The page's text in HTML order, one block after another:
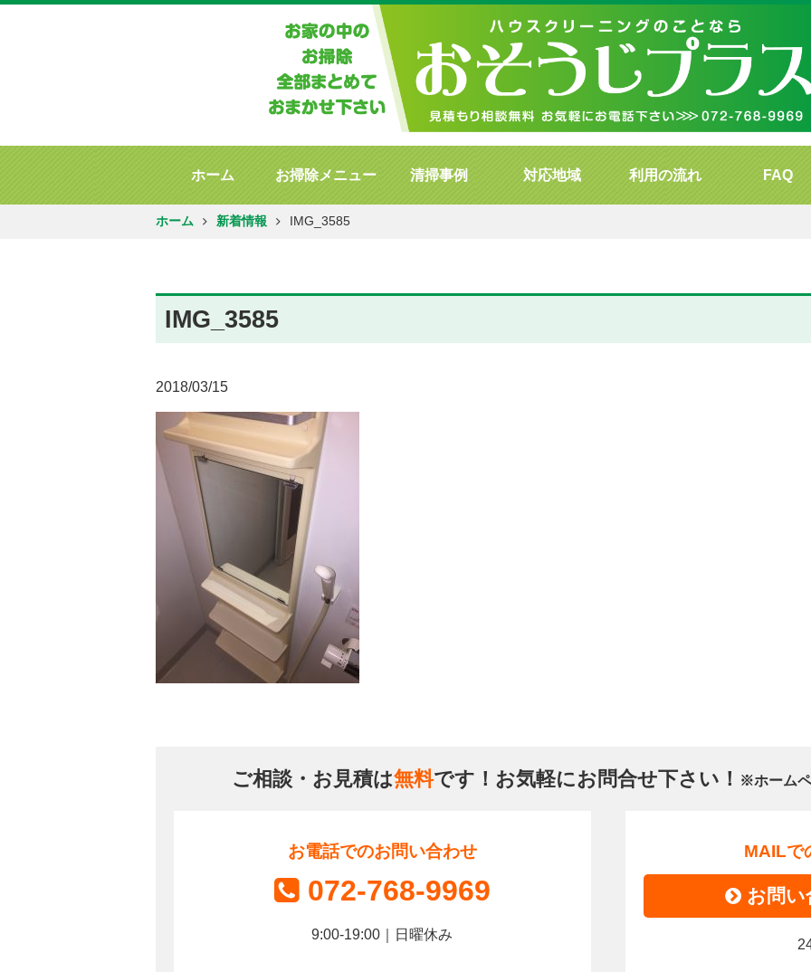
ホーム お掃除メニュー 清掃事例 対応地域 利用の流れ FAQ
ホーム 新着情報 IMG_3585
IMG_3585
2018/03/15
ご相談・お見積は無料です！お気軽にお問合せ下さい！ ※ホーム
お電話でのお問い合わせ
072-768-9969
9:00-19:00｜日曜休み
MAILで
お問